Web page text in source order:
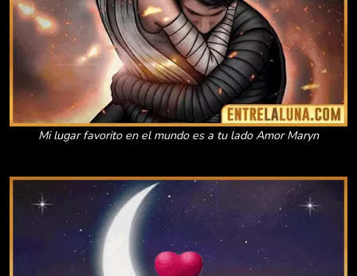
Mi lugar favorito en el mundo es a tu lado Amor Maryn